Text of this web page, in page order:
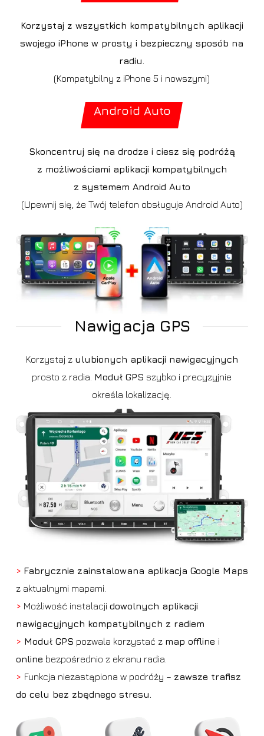
Korzystaj z wszystkich kompatybilnych aplikacji
swojego iPhone w prosty i bezpieczny sposób na
radiu.
(Kompatybilny z iPhone 5 i nowszymi)
Android Auto
Skoncentruj się na drodze i ciesz się podróżą
z możliwościami aplikacji kompatybilnych
z systemem Android Auto
(Upewnij się, że Twój telefon obsługuje Android Auto)
Nawigacja GPS
Korzystaj z ulubionych aplikacji nawigacyjnych
prosto z radia. Moduł GPS szybko i precyzyjnie
określa lokalizację.
> Fabrycznie zainstalowana aplikacja Google Maps
z aktualnymi mapami.
> Możliwość instalacji dowolnych aplikacji
nawigacyjnych kompatybilnych z radiem
> Moduł GPS pozwala korzystać z map offline i
online bezpośrednio z ekranu radia.
> Funkcja niezastąpiona w podróży – zawsze trafisz
do celu bez zbędnego stresu.